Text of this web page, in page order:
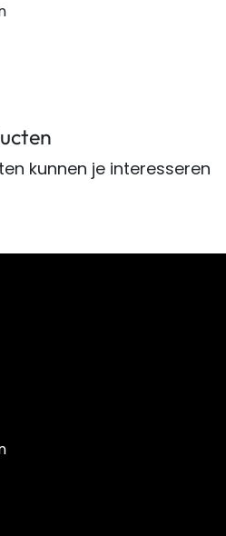
kunnen je interesseren